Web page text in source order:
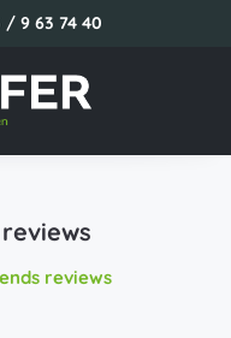
9 63 74 40
reviews